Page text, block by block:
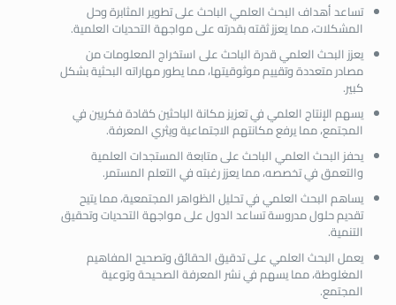
تساعد أهداف البحث العلمي الباحث على تطوير المثابرة وحل
المشكلات، مما يعزز ثقته بقدرته على مواجهة التحديات العلمية.
يعزز البحث العلمي قدرة الباحث على استخراج المعلومات من
مصادر متعددة وتقييم موثوقيتها، مما يطور مهاراته البحثية بشكل
كبير.
يسهم الإنتاج العلمي في تعزيز مكانة الباحثين كقادة فكريين في
المجتمع، مما يرفع مكانتهم الاجتماعية ويثري المعرفة.
يحفز البحث العلمي الباحث على متابعة المستجدات العلمية
والتعمق في تخصصه، مما يعزز رغبته في التعلم المستمر.
يساهم البحث العلمي في تحليل الظواهر المجتمعية، مما يتيح
تقديم حلول مدروسة تساعد الدول على مواجهة التحديات وتحقيق
التنمية.
يعمل البحث العلمي على تدقيق الحقائق وتصحيح المفاهيم
المغلوطة، مما يسهم في نشر المعرفة الصحيحة وتوعية
المجتمع.